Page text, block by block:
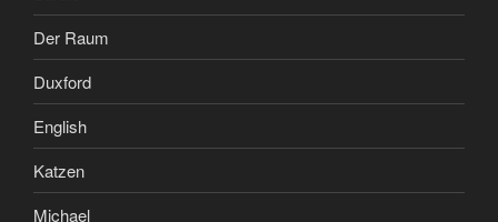
Der Raum
Duxford
English
Katzen
Michael